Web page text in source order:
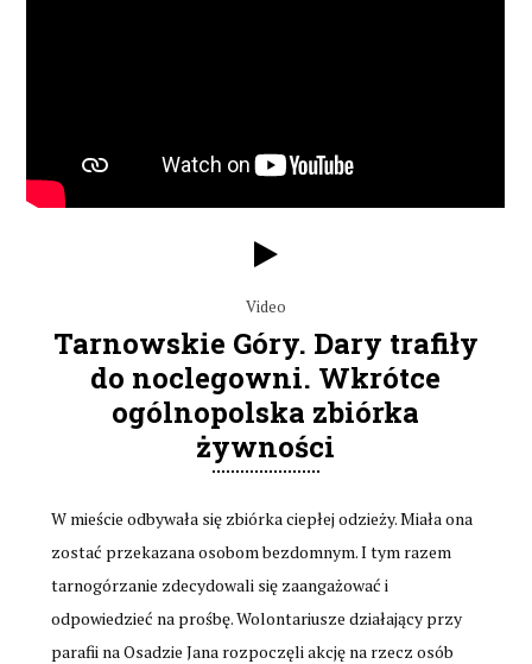
Video
Tarnowskie Góry. Dary trafiły
do noclegowni. Wkrótce
ogólnopolska zbiórka
żywności
W mieście odbywała się zbiórka ciepłej odzieży. Miała ona
zostać przekazana osobom bezdomnym. I tym razem
tarnogórzanie zdecydowali się zaangażować i
odpowiedzieć na prośbę. Wolontariusze działający przy
parafii na Osadzie Jana rozpoczęli akcję na rzecz osób